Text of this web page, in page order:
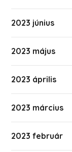
2023 június
2023 május
2023 április
2023 március
2023 február